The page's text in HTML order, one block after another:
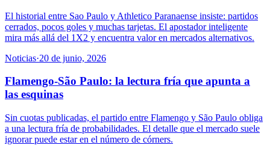
El historial entre Sao Paulo y Athletico Paranaense insiste: partidos
cerrados, pocos goles y muchas tarjetas. El apostador inteligente
mira más allá del 1X2 y encuentra valor en mercados alternativos.
Noticias·20 de junio, 2026
Flamengo-São Paulo: la lectura fría que apunta a
las esquinas
Sin cuotas publicadas, el partido entre Flamengo y São Paulo obliga
a una lectura fría de probabilidades. El detalle que el mercado suele
ignorar puede estar en el número de córners.